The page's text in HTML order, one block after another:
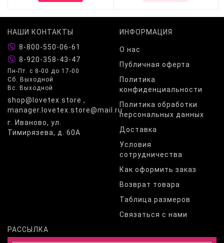
НАШИ КОНТАКТЫ
8-800-550-06-61
8-920-358-43-47
Пн-Пт. с 8-00 до 17-00
Сб. Выходной
Вс. Выходной
shop@lovetex.store ,
manager.lovetex.store@mail.ru
г. Иваново, ул.
Тимирязева, д. 60А
ИНФОРМАЦИЯ
О нас
Публичная оферта
Политика
конфиденциальности
Политика обработки
персональных данных
Доставка
Условия
сотрудничества
Как оформить заказ
Возврат товара
Таблица размеров
Связаться с нами
РАССЫЛКА